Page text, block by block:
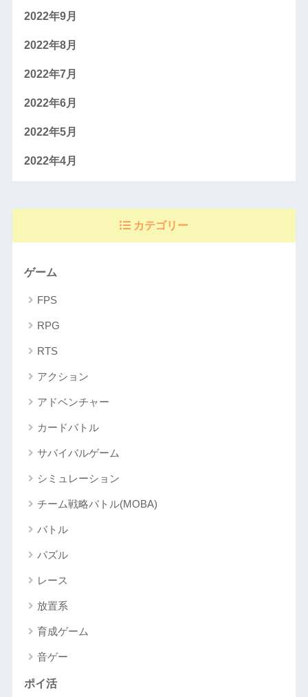
2022年9月
2022年8月
2022年7月
2022年6月
2022年5月
2022年4月
カテゴリー
ゲーム
FPS
RPG
RTS
アクション
アドベンチャー
カードバトル
サバイバルゲーム
シミュレーション
チーム戦略バトル(MOBA)
バトル
パズル
レース
放置系
育成ゲーム
音ゲー
ポイ活